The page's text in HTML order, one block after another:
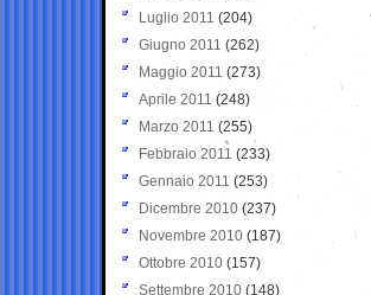
Luglio 2011 (204)
Giugno 2011 (262)
Maggio 2011 (273)
Aprile 2011 (248)
Marzo 2011 (255)
Febbraio 2011 (233)
Gennaio 2011 (253)
Dicembre 2010 (237)
Novembre 2010 (187)
Ottobre 2010 (157)
Settembre 2010 (148)